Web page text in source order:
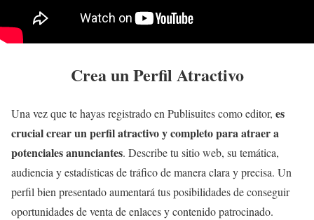
Crea un Perfil Atractivo
Una vez que te hayas registrado en Publisuites como editor, es
crucial crear un perfil atractivo y completo para atraer a
potenciales anunciantes. Describe tu sitio web, su temática,
audiencia y estadísticas de tráfico de manera clara y precisa. Un
perfil bien presentado aumentará tus posibilidades de conseguir
oportunidades de venta de enlaces y contenido patrocinado.